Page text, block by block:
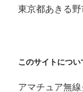
東京都あきる野
このサイトについ
アマチュア無